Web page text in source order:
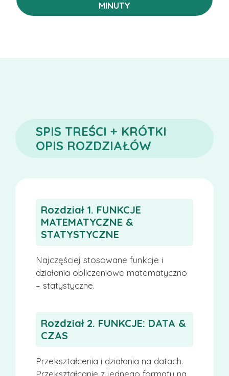
MINUTY
SPIS TREŚCI + KRÓTKI
OPIS ROZDZIAŁÓW
Rozdział 1. FUNKCJE
MATEMATYCZNE &
STATYSTYCZNE
Najczęściej stosowane funkcje i
działania obliczeniowe matematyczno
– statystyczne.
Rozdział 2. FUNKCJE: DATA &
CZAS
Przekształcenia i działania na datach.
Przekształcanie z jednego formatu na